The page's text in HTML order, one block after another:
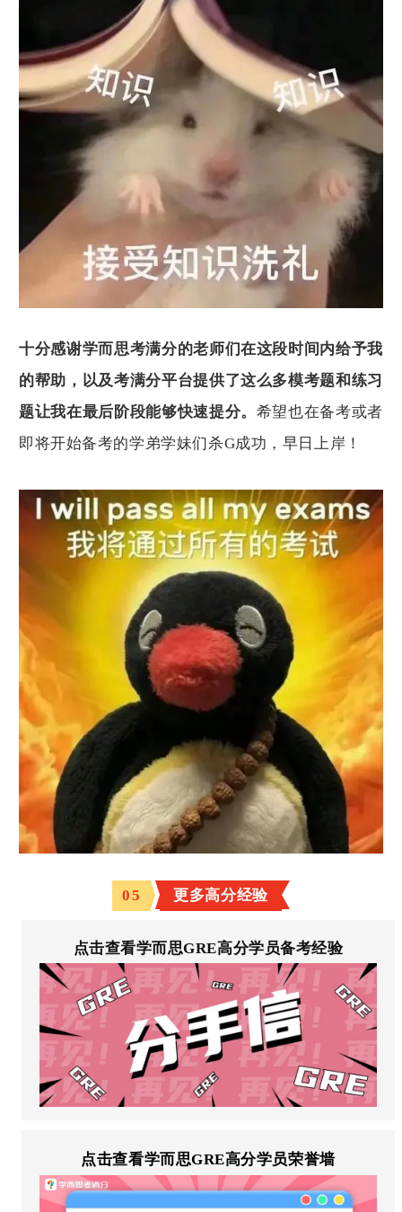
十分感谢学而思考满分的老师们在这段时间内给予我
的帮助，以及考满分平台提供了这么多模考题和练习
题让我在最后阶段能够快速提分。 希望也在备考或者
即将开始备考的学弟学妹们杀G成功，早日上岸！
05 更多高分经验
点击查看学而思GRE高分学员备考经验
点击查看学而思GRE高分学员荣誉墙